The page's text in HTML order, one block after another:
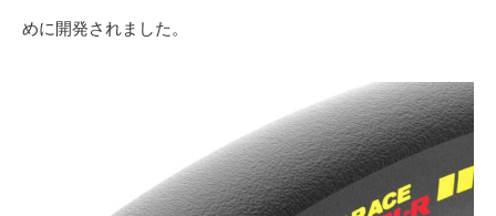
めに開発されました。